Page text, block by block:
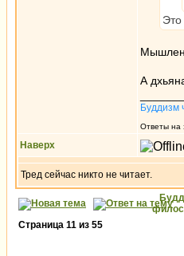
А
Буддизм
Ответы на
Наверх
Тред сейчас никто не читает.
Страница 11 из 55